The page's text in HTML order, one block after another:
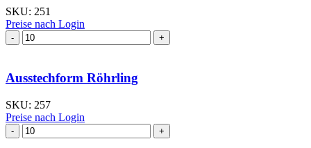
SKU: 251
Preise nach Login
Ausstechform Lindenblatt
Menge
Ausstechform Röhrling
SKU: 257
Preise nach Login
Ausstechform Röhrling
Menge